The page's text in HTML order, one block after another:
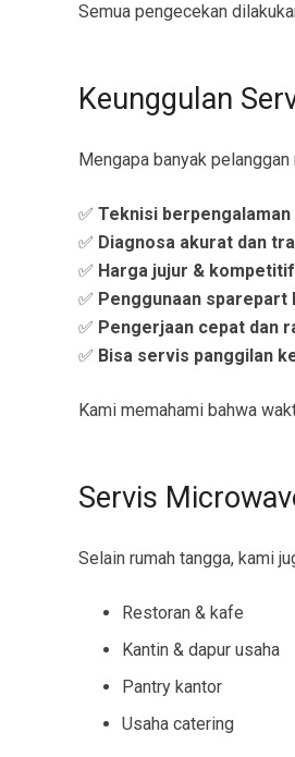
Semua pengecekan
Keunggulan
Mengapa banyak
✅ Teknisi
✅ Diagnosa akurat dan
✅ Harga jujur & kompetitif
✅ Penggunaan sparepart
✅ Pengerjaan cepat dan
✅ Bisa servis panggilan
Kami memahami bahwa
Servis
Selain rumah tangga, kami
Restoran & kafe
Kantin & dapur usaha
Pantry kantor
Usaha catering